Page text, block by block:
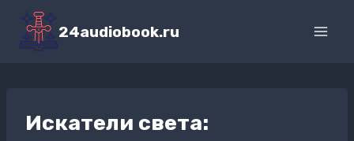
Перейти
содержимому
24audiobook.ru
Искатели света: